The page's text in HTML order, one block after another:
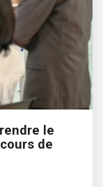
le
de